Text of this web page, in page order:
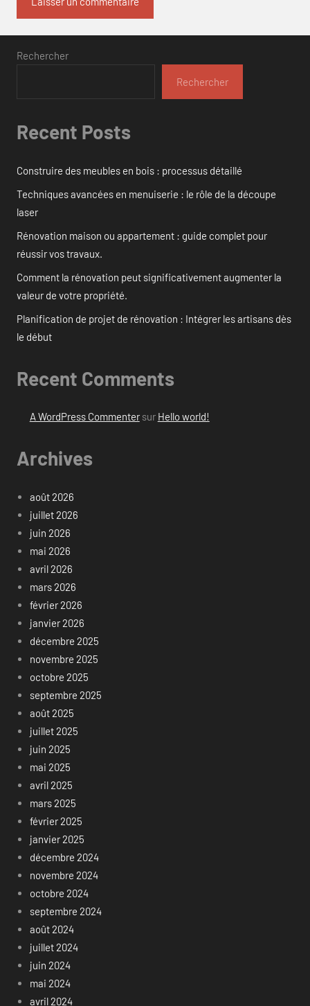
Rechercher
Rechercher
Recent Posts
Construire des meubles en bois : processus détaillé
Techniques avancées en menuiserie : le rôle de la découpe
laser
Rénovation maison ou appartement : guide complet pour
réussir vos travaux.
Comment la rénovation peut significativement augmenter la
valeur de votre propriété.
Planification de projet de rénovation : Intégrer les artisans dès
le début
Recent Comments
A WordPress Commentersur Hello world!
Archives
août 2026
juillet 2026
juin 2026
mai 2026
avril 2026
mars 2026
février 2026
janvier 2026
décembre 2025
novembre 2025
octobre 2025
septembre 2025
août 2025
juillet 2025
juin 2025
mai 2025
avril 2025
mars 2025
février 2025
janvier 2025
décembre 2024
novembre 2024
octobre 2024
septembre 2024
août 2024
juillet 2024
juin 2024
mai 2024
avril 2024